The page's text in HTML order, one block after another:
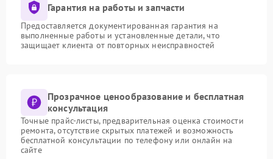
Гарантия на работы и запчасти
Предоставляется документированная гарантия на
выполненные работы и установленные детали, что
защищает клиента от повторных неисправностей
Прозрачное ценообразование и бесплатная
консультация
Точные прайс-листы, предварительная оценка стоимости
ремонта, отсутствие скрытых платежей и возможность
бесплатной консультации по телефону или онлайн на
сайте